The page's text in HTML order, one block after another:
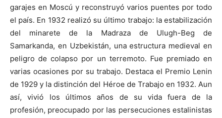
garajes en Moscú y reconstruyó varios puentes por todo
el país. En 1932 realizó su último trabajo: la estabilización
del minarete de la Madraza de Ulugh-Beg de
Samarkanda, en Uzbekistán, una estructura medieval en
peligro de colapso por un terremoto. Fue premiado en
varias ocasiones por su trabajo. Destaca el Premio Lenin
de 1929 y la distinción del Héroe de Trabajo en 1932. Aun
así, vivió los últimos años de su vida fuera de la
profesión, preocupado por las persecuciones estalinistas